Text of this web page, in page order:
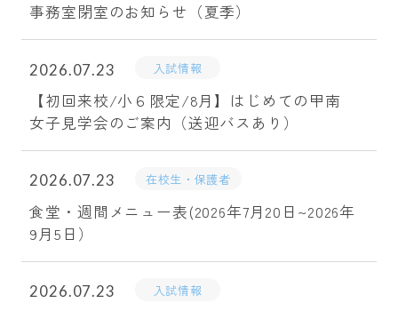
事務室閉室のお知らせ（夏季）
2026.07.23 入試情報
【初回来校/小６限定/8月】はじめての甲南
女子見学会のご案内（送迎バスあり）
2026.07.23 在校生・保護者
食堂・週間メニュー表(2026年7月20日~2026年
9月5日）
2026.07.23 入試情報